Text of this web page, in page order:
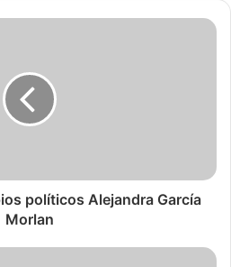
políticos Alejandra García
Morlan